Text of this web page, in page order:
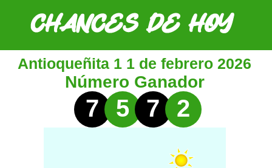
Antioqueñita 1 1 de febrero 2026
Número Ganador
7 5 7 2